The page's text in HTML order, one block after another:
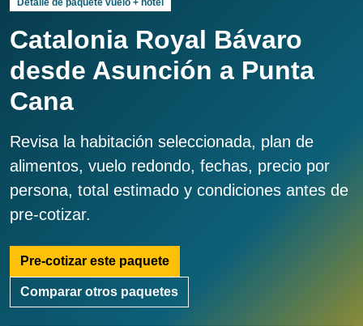
Detalle de paquete vuelo + hotel
Catalonia Royal Bávaro
desde Asunción a Punta
Cana
Revisa la habitación seleccionada, plan de
alimentos, vuelo redondo, fechas, precio por
persona, total estimado y condiciones antes de
pre-cotizar.
Pre-cotizar este paquete
Comparar otros paquetes